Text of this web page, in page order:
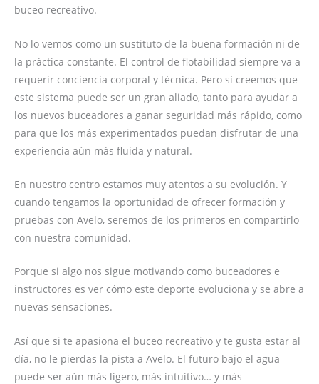
buceo recreativo.
No lo vemos como un sustituto de la buena formación ni de
la práctica constante. El control de flotabilidad siempre va a
requerir conciencia corporal y técnica. Pero sí creemos que
este sistema puede ser un gran aliado, tanto para ayudar a
los nuevos buceadores a ganar seguridad más rápido, como
para que los más experimentados puedan disfrutar de una
experiencia aún más fluida y natural.
En nuestro centro estamos muy atentos a su evolución. Y
cuando tengamos la oportunidad de ofrecer formación y
pruebas con Avelo, seremos de los primeros en compartirlo
con nuestra comunidad.
Porque si algo nos sigue motivando como buceadores e
instructores es ver cómo este deporte evoluciona y se abre a
nuevas sensaciones.
Así que si te apasiona el buceo recreativo y te gusta estar al
día, no le pierdas la pista a Avelo. El futuro bajo el agua
puede ser aún más ligero, más intuitivo… y más